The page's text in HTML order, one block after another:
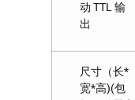
动 TTL 输
出
尺寸（长*
宽*高)(包